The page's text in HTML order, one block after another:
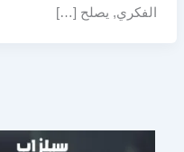
الفكري, يصلح […]